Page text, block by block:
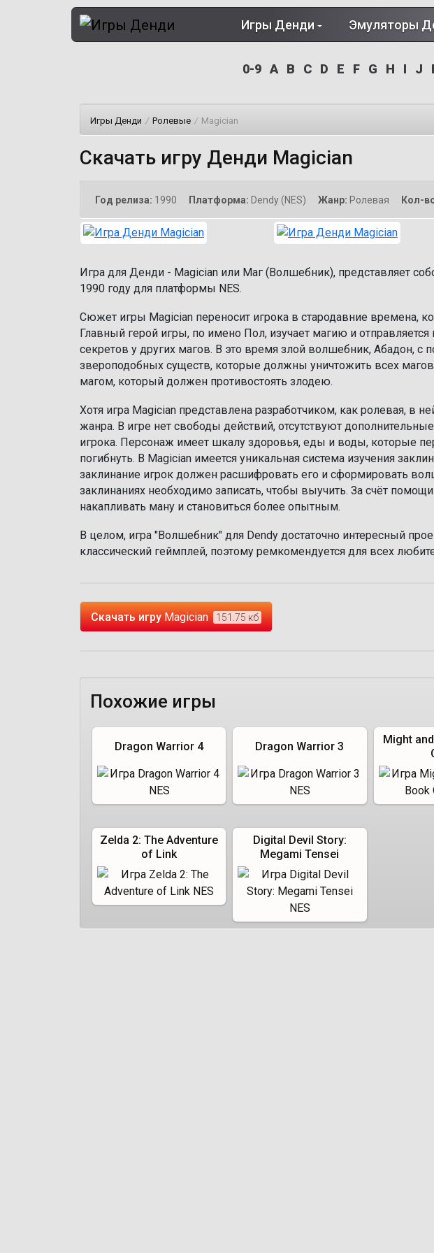
Игры Денди Эмуляторы
0-9 A B C D E F G H I J
Игры Денди / Ролевые / Magician
Скачать игру Денди Magician
Год релиза: 1990 Платформа: Dendy (NES) Жанр: Ролевая Кол-
Игра для Денди - Magician или Маг (Волшебник), представляет
1990 году для платформы NES.
Сюжет игры Magician переносит игрока в стародавние времена,
Главный герой игры, по имено Пол, изучает магию и
секретов у других магов. В это время злой волшебник, Абадон, с
звероподобных существ, которые должны уничтожить всех
магом, который должен противостоять злодею.
Хотя игра Magician представлена разработчиком, как ролевая, в
жанра. В игре нет свободы действий, отсутствуют
игрока. Персонаж имеет шкалу здоровья, еды и воды, которые
погибнуть. В Magician имеется уникальная система изучения
заклинание игрок должен расшифровать его и сформировать
заклинаниях необходимо записать, чтобы выучить. За счёт
накапливать ману и становиться более опытным.
В целом, игра "Волшебник" для Dendy достаточно интересный
классический геймплей, поэтому ремкомендуется для всех
Скачать игруMagician 151.75 кб
Похожие игры
Dragon Warrior 4 Dragon Warrior 3
Might
Zelda 2: The Adventure
of Link
Digital Devil Story:
Megami Tensei